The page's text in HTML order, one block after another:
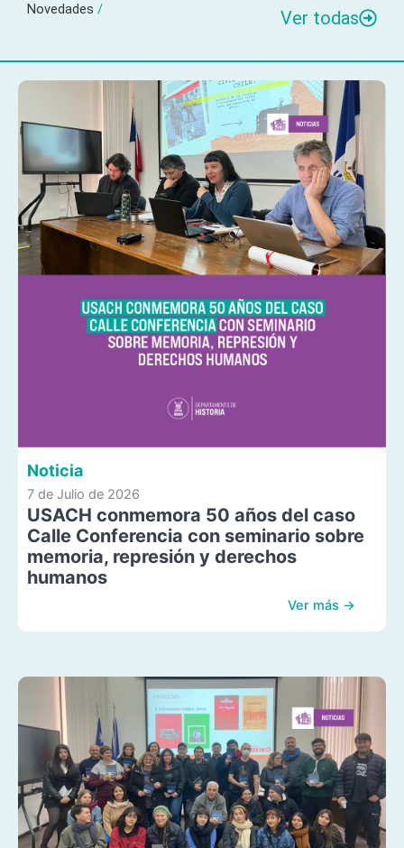
Novedades / Ver todas
Noticia
7 de Julio de 2026
USACH conmemora 50 años del caso
Calle Conferencia con seminario sobre
memoria, represión y derechos
humanos
Ver más →